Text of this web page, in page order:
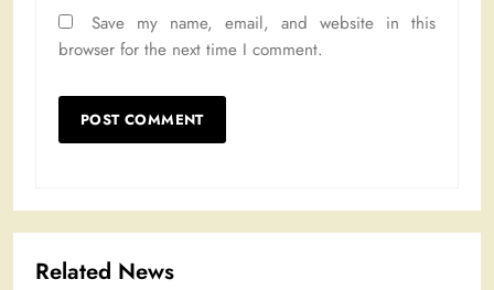
Save my name, email, and website in this
browser for the next time I comment.
Related News